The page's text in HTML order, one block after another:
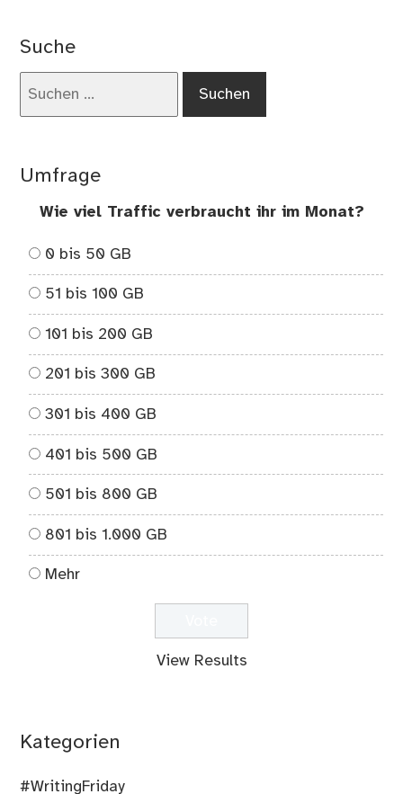
Suche
Umfrage
Wie viel Traffic verbraucht ihr im Monat?
0 bis 50 GB
51 bis 100 GB
101 bis 200 GB
201 bis 300 GB
301 bis 400 GB
401 bis 500 GB
501 bis 800 GB
801 bis 1.000 GB
Mehr
View Results
Kategorien
#WritingFriday